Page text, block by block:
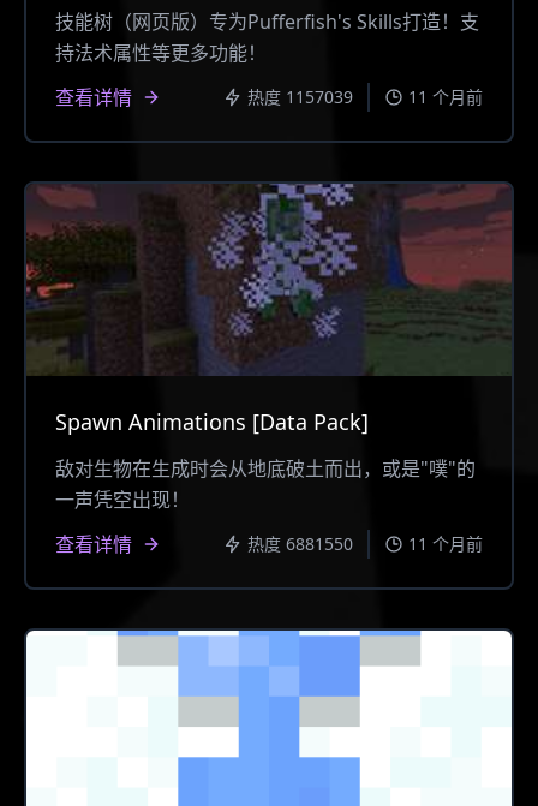
技能树（网页版）专为Pufferfish's Skills打造！支
持法术属性等更多功能！
查看详情
热度 1157039 11 个月前
Spawn Animations [Data Pack]
敌对生物在生成时会从地底破土而出，或是"噗"的
一声凭空出现！
查看详情
热度 6881550 11 个月前